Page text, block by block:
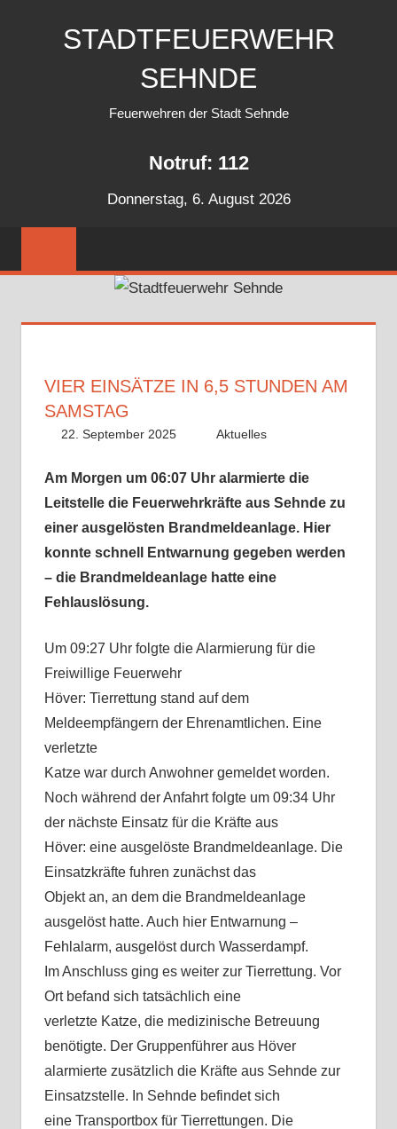
STADTFEUERWEHR
SEHNDE
Feuerwehren der Stadt Sehnde
Notruf: 112
Donnerstag, 6. August 2026
VIER EINSÄTZE IN 6,5 STUNDEN AM
SAMSTAG
22. September 2025 Paco
Aktuelles
Am Morgen um 06:07 Uhr alarmierte die
Leitstelle die Feuerwehrkräfte aus Sehnde zu
einer ausgelösten Brandmeldeanlage. Hier
konnte schnell Entwarnung gegeben werden
– die Brandmeldeanlage hatte eine
Fehlauslösung.
Um 09:27 Uhr folgte die Alarmierung für die
Freiwillige Feuerwehr
Höver: Tierrettung stand auf dem
Meldeempfängern der Ehrenamtlichen. Eine
verletzte
Katze war durch Anwohner gemeldet worden.
Noch während der Anfahrt folgte um 09:34 Uhr
der nächste Einsatz für die Kräfte aus
Höver: eine ausgelöste Brandmeldeanlage. Die
Einsatzkräfte fuhren zunächst das
Objekt an, an dem die Brandmeldeanlage
ausgelöst hatte. Auch hier Entwarnung –
Fehlalarm, ausgelöst durch Wasserdampf.
Im Anschluss ging es weiter zur Tierrettung. Vor
Ort befand sich tatsächlich eine
verletzte Katze, die medizinische Betreuung
benötigte. Der Gruppenführer aus Höver
alarmierte zusätzlich die Kräfte aus Sehnde zur
Einsatzstelle. In Sehnde befindet sich
eine Transportbox für Tierrettungen. Die